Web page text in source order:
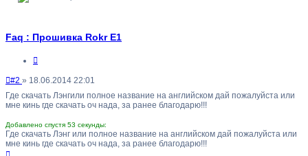
Faq : Прошивка Rokr E1
Непрочитанное
сообщение
#2 » 18.06.2014 22:01
Где скачать Лэнгили полное название на английском дай пожалуйста или
мне кинь где скачать оч нада, за ранее благодарю!!!
Добавлено спустя 53 секунды:
Где скачать Лэнг или полное название на английском дай пожалуйста или
мне кинь где скачать оч нада, за ранее благодарю!!!